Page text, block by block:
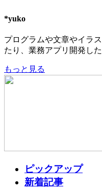
*yuko
プログラムや文章やイラ
たり、業務アプリ開発した
もっと見る
ピックアップ
新着記事